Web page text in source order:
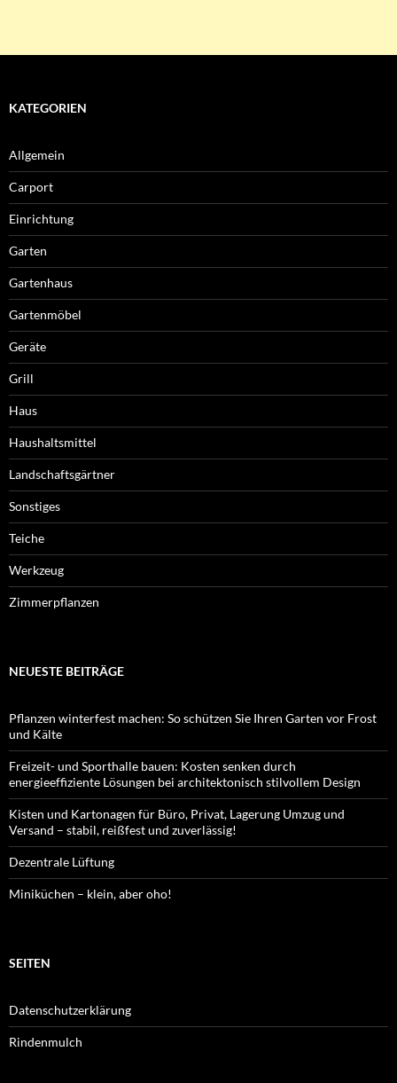
KATEGORIEN
Allgemein
Carport
Einrichtung
Garten
Gartenhaus
Gartenmöbel
Geräte
Grill
Haus
Haushaltsmittel
Landschaftsgärtner
Sonstiges
Teiche
Werkzeug
Zimmerpflanzen
NEUESTE BEITRÄGE
Pflanzen winterfest machen: So schützen Sie Ihren Garten vor Frost
und Kälte
Freizeit- und Sporthalle bauen: Kosten senken durch
energieeffiziente Lösungen bei architektonisch stilvollem Design
Kisten und Kartonagen für Büro, Privat, Lagerung Umzug und
Versand – stabil, reißfest und zuverlässig!
Dezentrale Lüftung
Miniküchen – klein, aber oho!
SEITEN
Datenschutzerklärung
Rindenmulch